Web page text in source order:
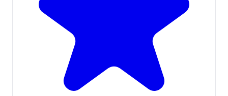
özellikle gün batımı zamanlarında eşsiz fotoğraf
kareleri sunar.
Doğal Koylar ve Manzaralar:
Yakın çevredeki gizli
koyları keşfedebilir, kayalık bölgelerin sunduğu
panoramik manzaralar eşliğinde fotoğraf
çekebilirsiniz. Şile'nin engebeli kıyı şeridi, her
köşesinde farklı bir doğal güzellik saklar.